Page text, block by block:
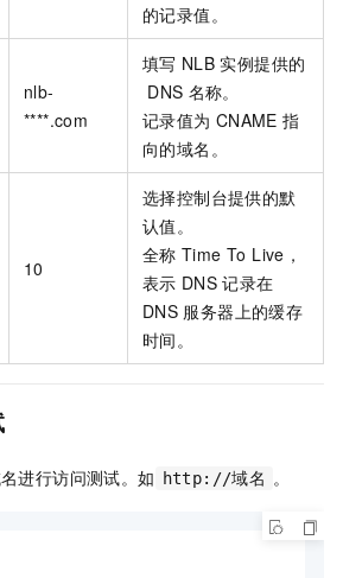
的记录值。
nlb-
****.com
填写 NLB 实例提供的
DNS 名称。
记录值为 CNAME 指
向的域名。
10
选择控制台提供的默
认值。
全称 Time To Live，
表示 DNS 记录在
DNS 服务器上的缓存
时间。
进行访问测试。如 http://域名 。